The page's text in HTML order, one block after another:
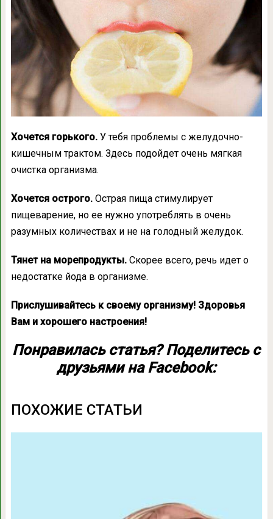
Хочется горького. У тебя проблемы с желудочно-
кишечным трактом. Здесь подойдет очень мягкая
очистка организма.
Хочется острого. Острая пища стимулирует
пищеварение, но ее нужно употреблять в очень
разумных количествах и не на голодный желудок.
Тянет на морепродукты. Скорее всего, речь идет о
недостатке йода в организме.
Прислушивайтесь к своему организму! Здоровья
Вам и хорошего настроения!
Понравилась статья? Поделитесь с
друзьями на Facebook:
ПОХОЖИЕ СТАТЬИ